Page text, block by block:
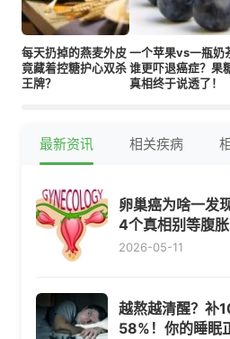
每天扔掉的燕麦外皮
竟藏着控糖护心双杀
王牌？
一个苹果vs一瓶奶
谁更吓退癌症？果
真相终于说透了！
最新资讯 相关疾病
卵巢癌为啥一发
4个真相别等腹胀
2026-05-11
越熬越清醒？补
58%！你的睡眠